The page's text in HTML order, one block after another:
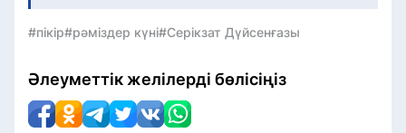
#пікір#рәміздер күні#Серікзат Дүйсенғазы
Әлеуметтік желілерді бөлісіңіз